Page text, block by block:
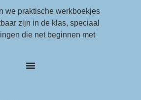
we praktische werkboekjes
zijn in de klas, speciaal
die net beginnen met